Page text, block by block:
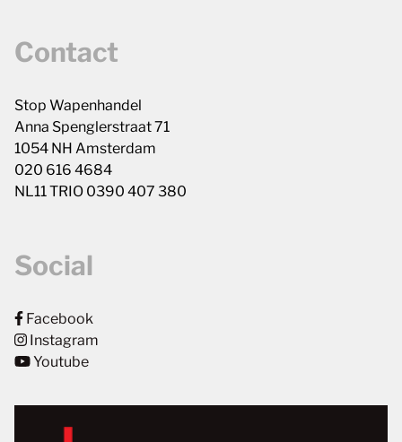
Contact
Stop Wapenhandel
Anna Spenglerstraat 71
1054 NH Amsterdam
020 616 4684
NL11 TRIO 0390 407 380
Social
Facebook
Instagram
Youtube